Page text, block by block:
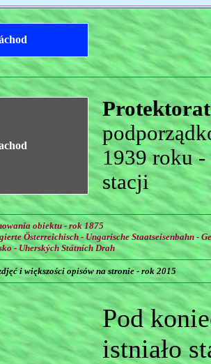
1939 roku -
stacji
obiektu - rok 1875
Österreichisch - Ungarische Staatseisenbahn -
- Uherských Státních Drah
i większości opisów na stronie - rok 2015
Pod
istniało